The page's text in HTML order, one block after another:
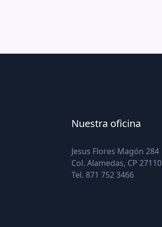
Nuestra oficina
Jesus Flores Magón 284
Col. Alamedas, CP 27110
Tel. 871 752 3466